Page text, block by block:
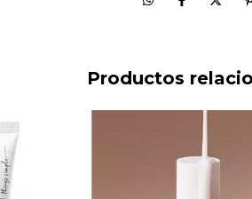
Productos